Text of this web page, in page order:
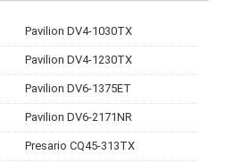
Pavilion DV4-1030TX
Pavilion DV4-1230TX
Pavilion DV6-1375ET
Pavilion DV6-2171NR
Presario CQ45-313TX